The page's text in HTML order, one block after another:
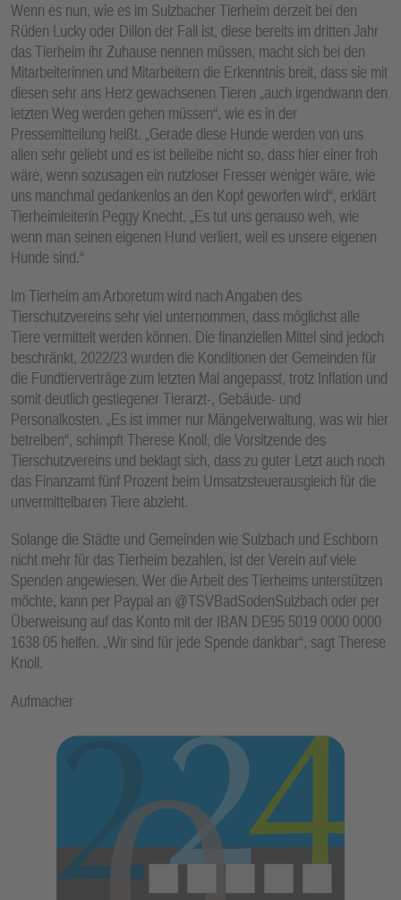
Wenn es nun, wie es im Sulzbacher Tierheim derzeit bei den
Rüden Lucky oder Dillon der Fall ist, diese bereits im dritten Jahr
das Tierheim ihr Zuhause nennen müssen, macht sich bei den
Mitarbeiterinnen und Mitarbeitern die Erkenntnis breit, dass sie mit
diesen sehr ans Herz gewachsenen Tieren „auch irgendwann den
letzten Weg werden gehen müssen“, wie es in der
Pressemitteilung heißt. „Gerade diese Hunde werden von uns
allen sehr geliebt und es ist beileibe nicht so, dass hier einer froh
wäre, wenn sozusagen ein nutzloser Fresser weniger wäre, wie
uns manchmal gedankenlos an den Kopf geworfen wird“, erklärt
Tierheimleiterin Peggy Knecht. „Es tut uns genauso weh, wie
wenn man seinen eigenen Hund verliert, weil es unsere eigenen
Hunde sind.“
Im Tierheim am Arboretum wird nach Angaben des
Tierschutzvereins sehr viel unternommen, dass möglichst alle
Tiere vermittelt werden können. Die finanziellen Mittel sind jedoch
beschränkt, 2022/23 wurden die Konditionen der Gemeinden für
die Fundtierverträge zum letzten Mal angepasst, trotz Inflation und
somit deutlich gestiegener Tierarzt-, Gebäude- und
Personalkosten. „Es ist immer nur Mängelverwaltung, was wir hier
betreiben“, schimpft Therese Knoll, die Vorsitzende des
Tierschutzvereins und beklagt sich, dass zu guter Letzt auch noch
das Finanzamt fünf Prozent beim Umsatzsteuerausgleich für die
unvermittelbaren Tiere abzieht.
Solange die Städte und Gemeinden wie Sulzbach und Eschborn
nicht mehr für das Tierheim bezahlen, ist der Verein auf viele
Spenden angewiesen. Wer die Arbeit des Tierheims unterstützen
möchte, kann per Paypal an @TSVBadSodenSulzbach oder per
Überweisung auf das Konto mit der IBAN DE95 5019 0000 0000
1638 05 helfen. „Wir sind für jede Spende dankbar“, sagt Therese
Knoll.
Aufmacher